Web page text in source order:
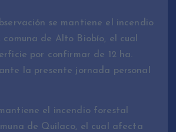
se mantiene el incendio
comuna de Alto Biobío, el cual
por confirmar de 12 ha.
la presente jornada personal
el incendio forestal
de Quilaco, el cual afecta